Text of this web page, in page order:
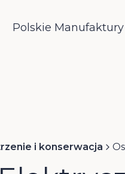
Polskie Manufaktury
i konserwacja